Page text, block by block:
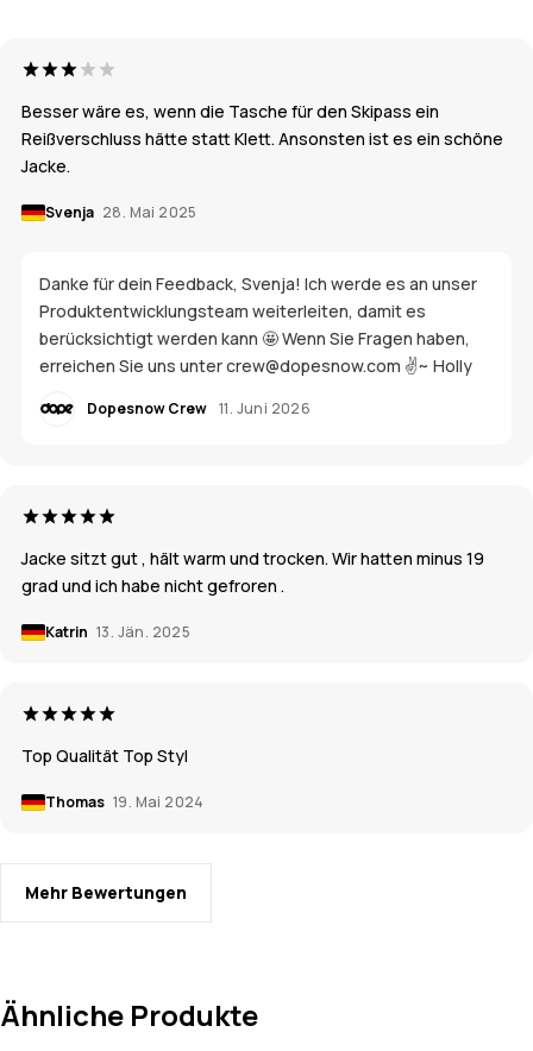
Besser wäre es, wenn die Tasche für den Skipass ein
Reißverschluss hätte statt Klett. Ansonsten ist es ein schöne
Jacke.
Svenja 28. Mai 2025
Danke für dein Feedback, Svenja! Ich werde es an unser
Produktentwicklungsteam weiterleiten, damit es
berücksichtigt werden kann 🤩 Wenn Sie Fragen haben,
erreichen Sie uns unter crew@dopesnow.com ✌️~ Holly
Dopesnow Crew 11. Juni 2026
Jacke sitzt gut , hält warm und trocken. Wir hatten minus 19
grad und ich habe nicht gefroren .
Katrin 13. Jän. 2025
Top Qualität Top Styl
Thomas 19. Mai 2024
Mehr Bewertungen
Ähnliche Produkte